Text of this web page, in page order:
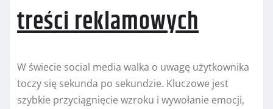
treści reklamowych
W świecie social media walka o uwagę użytkownika
toczy się sekunda po sekundzie. Kluczowe jest
szybkie przyciągnięcie wzroku i wywołanie emocji,